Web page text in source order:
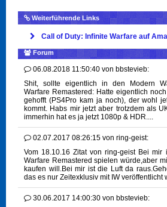
Weiterführende Links
Call of Duty: Infinite Warfare auf
Forum
06.08.2018 11:50:40 von bbstevieb:
Shit, sollte eigentlich in den Modern
Warfare Remastered: Hatte eigentlich
gehofft (PS4Pro kam ja noch), der wohl
kommt. Habs mir jetzt aber trotzdem als
immerhin hat es ja jetzt 1080p & HDR....
02.07.2017 08:26:15 von ring-geist:
Vom 18.10.16 Zitat von ring-geist Bei
Warfare Remastered spielen würde,aber
kaufen will.Bei mir ist die Luft da
das es nur Zeitexklusiv mit IW veröffentlicht
30.06.2017 14:00:30 von bbstevieb: